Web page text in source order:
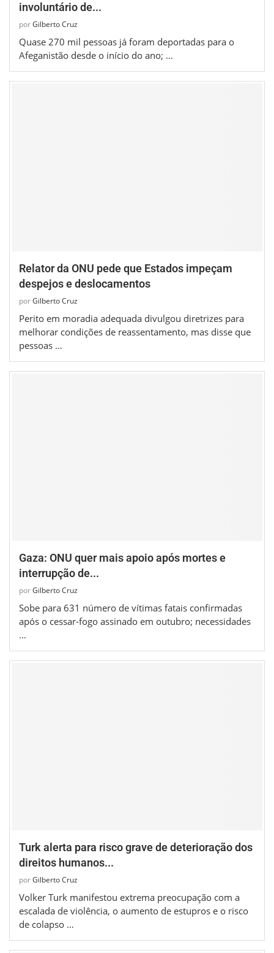
involuntário de...
porGilberto Cruz
Quase 270 mil pessoas já foram deportadas para o
Afeganistão desde o início do ano; …
Relator da ONU pede que Estados impeçam
despejos e deslocamentos
porGilberto Cruz
Perito em moradia adequada divulgou diretrizes para
melhorar condições de reassentamento, mas disse que
pessoas …
Gaza: ONU quer mais apoio após mortes e
interrupção de...
porGilberto Cruz
Sobe para 631 número de vítimas fatais confirmadas
após o cessar-fogo assinado em outubro; necessidades
…
Turk alerta para risco grave de deterioração dos
direitos humanos...
porGilberto Cruz
Volker Turk manifestou extrema preocupação com a
escalada de violência, o aumento de estupros e o risco
de colapso …